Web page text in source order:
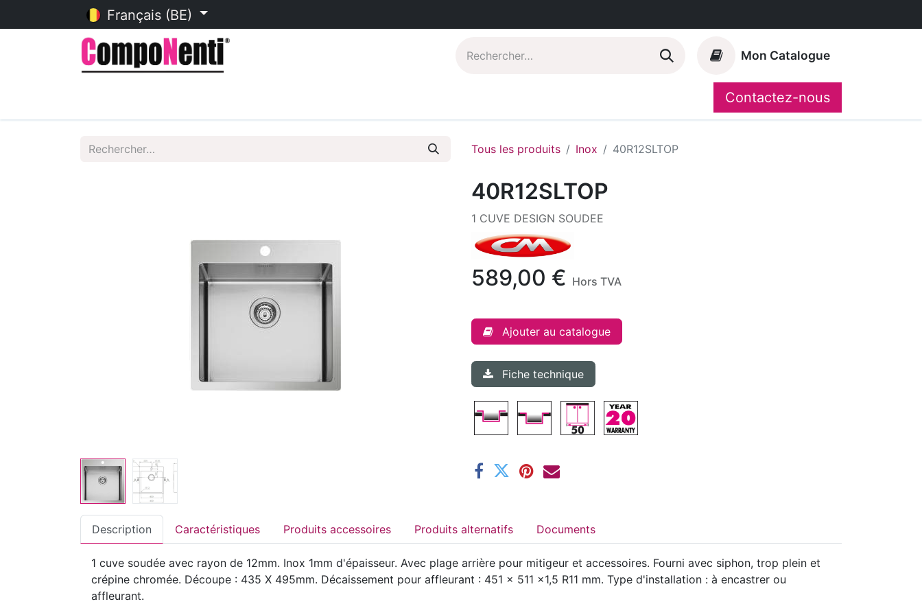
Français (BE)
Mon Catalogue
CompoShop
Contactez-nous
Tous les produits Inox 40R12SLTOP
40R12SLTOP
1 CUVE DESIGN SOUDEE
589,00 € Hors TVA
Ajouter au catalogue
Fiche technique
Description Caractéristiques Produits accessoires Produits alternatifs Documents
1 cuve soudée avec rayon de 12mm. Inox 1mm d'épaisseur. Avec plage arrière pour mitigeur et accessoires. Fourni avec siphon, trop plein et
crépine chromée. Découpe : 435 X 495mm. Décaissement pour affleurant : 451 x 511 x1,5 R11 mm. Type d'installation : à encastrer ou
affleurant.